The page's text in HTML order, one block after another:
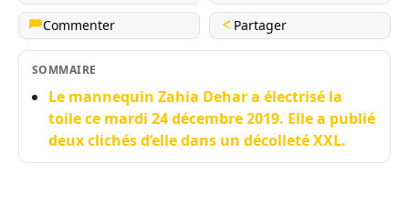
Commenter
Partager
SOMMAIRE
Le mannequin Zahia Dehar a électrisé la
toile ce mardi 24 décembre 2019. Elle a publié
deux clichés d’elle dans un décolleté XXL.